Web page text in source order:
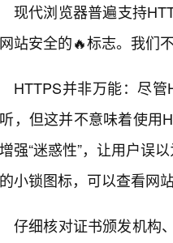
现代浏览器普遍支持
站安全的🔥标志。我们
HTTPS并非万能：尽
，但这并不意味着使用
强“迷惑性”，让用户误
小锁图标，可以查看网
仔细核对证书颁发机构